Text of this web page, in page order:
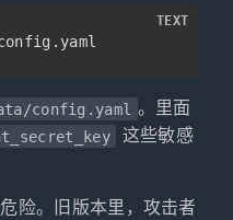
TEXT
config.yaml 。里面
这些敏感
险。旧版本里，攻击者